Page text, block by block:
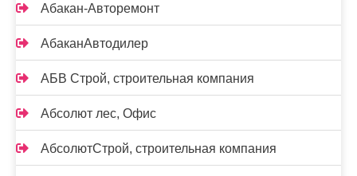
Абакан-Авторемонт
АбаканАвтодилер
АБВ Строй, строительная компания
Абсолют лес, Офис
АбсолютСтрой, строительная компания